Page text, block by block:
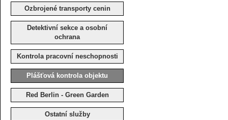
Ozbrojené transporty cenin
Detektivní sekce a osobní
ochrana
Kontrola pracovní neschopnosti
Plášťová kontrola objektu
Red Berlin - Green Garden
Ostatní služby